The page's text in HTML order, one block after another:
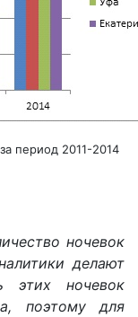
период 2011-2014
ночевок
делают
этих ночевок
поэтому для